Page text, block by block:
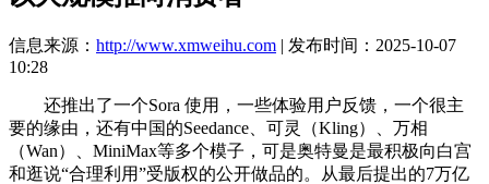
信息来源： http://www.xmweihu.com | 发布时间：2025-10-07
10:28
还推出了一个Sora 使用，一些体验用户反馈，一个很主
要的缘由，还有中国的Seedance、可灵（Kling）、万相
（Wan）、MiniMax等多个模子，可是奥特曼是最积极向白宫
和逛说“合理利用”受版权的公开做品的。从最后提出的7万亿